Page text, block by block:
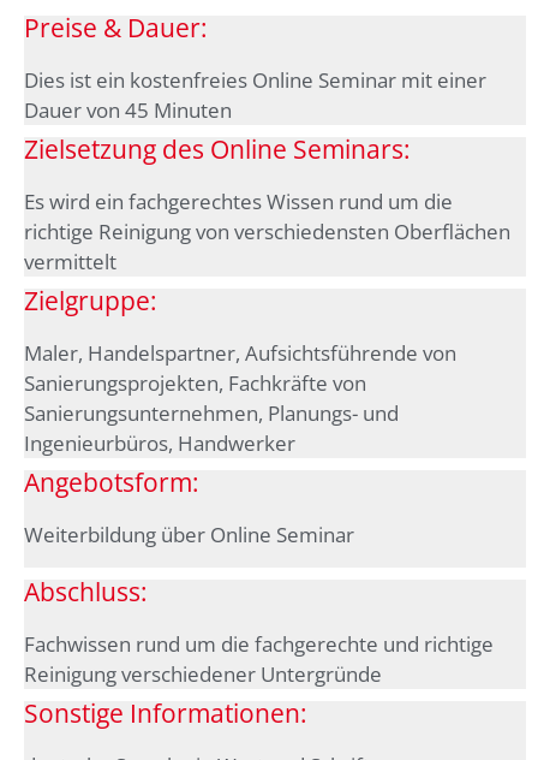
Preise & Dauer:
Dies ist ein kostenfreies Online Seminar mit einer
Dauer von 45 Minuten
Zielsetzung des Online Seminars:
Es wird ein fachgerechtes Wissen rund um die
richtige Reinigung von verschiedensten Oberflächen
vermittelt
Zielgruppe:
Maler, Handelspartner, Aufsichtsführende von
Sanierungsprojekten, Fachkräfte von
Sanierungsunternehmen, Planungs- und
Ingenieurbüros, Handwerker
Angebotsform:
Weiterbildung über Online Seminar
Abschluss:
Fachwissen rund um die fachgerechte und richtige
Reinigung verschiedener Untergründe
Sonstige Informationen: